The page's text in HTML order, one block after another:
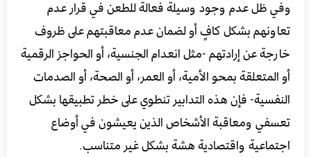
وفي ظل عدم وجود وسيلة فعالة للطعن في قرار عدم
تعاونهم بشكل كافٍ أو لضمان عدم معاقبتهم على ظروف
خارجة عن إرادتهم -مثل انعدام الجنسية، أو الحواجز الرقمية
أو المتعلقة بمحو الأمية، أو العمر، أو الصحة، أو الصدمات
النفسية- فإن هذه التدابير تنطوي على خطر تطبيقها بشكل
تعسفي ومعاقبة الأشخاص الذين يعيشون في أوضاع
اجتماعية واقتصادية هشة بشكل غير متناسب.